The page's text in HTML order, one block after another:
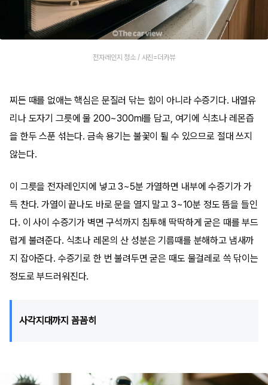
전자레인지 청소 / 사진=더카뷰
찌든 때를 없애는 핵심은 문질러 닦는 힘이 아니라 수증기다. 내열유
리나 도자기 그릇에 물 200~300ml를 담고, 여기에 식초나 레몬즙
을 한두 스푼 섞는다. 금속 용기는 불꽃이 튈 수 있으므로 절대 쓰지
않는다.
이 그릇을 전자레인지에 넣고 3~5분 가열하면 내부에 수증기가 가
득 찬다. 가열이 끝나도 바로 문을 열지 말고 3~10분 정도 뜸을 들인
다. 이 사이 수증기가 벽면 구석까지 침투해 딱딱하게 굳은 때를 부드
럽게 불려준다. 식초나 레몬의 산 성분은 기름때를 분해하고 냄새까
지 잡아준다. 수증기로 한 번 불려두면 굳은 때도 물걸레로 쓱 닦이는
정도로 부드러워진다.
사각지대까지 꼼꼼히